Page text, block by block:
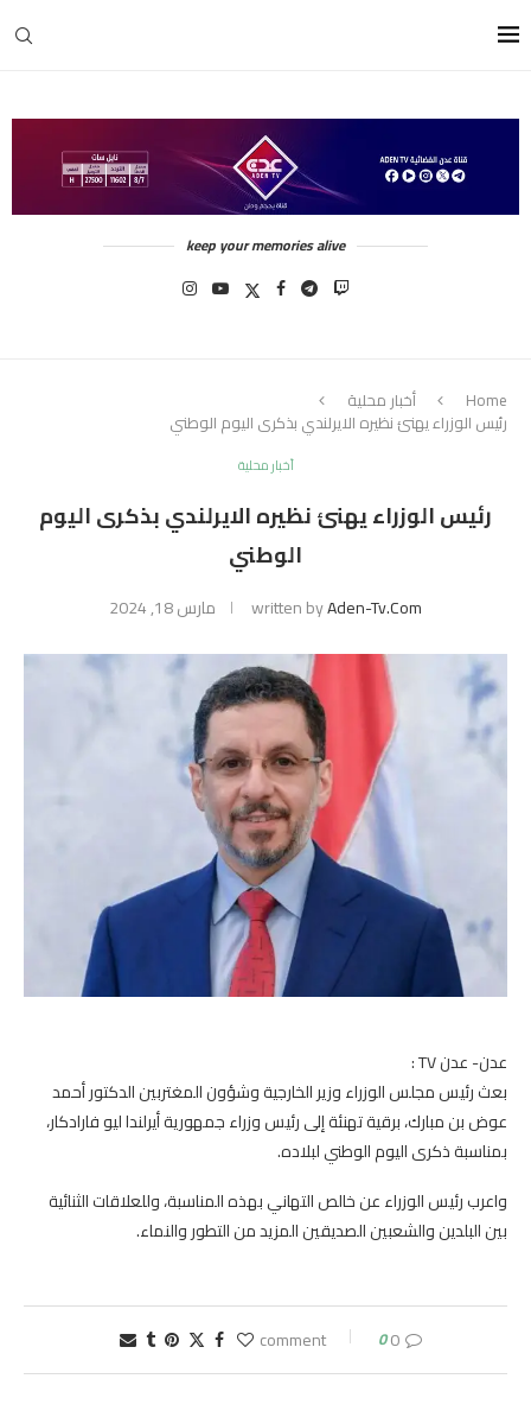
keep your memories alive
Home أخبار محلية
رئيس الوزراء يهنئ نظيره الايرلندي بذكرى اليوم الوطني
أخبار محلية
رئيس الوزراء يهنئ نظيره الايرلندي بذكرى اليوم
الوطني
written byAden-Tv.com مارس 18, 2024
عدن- عدن TV :
بعث رئيس مجلس الوزراء وزير الخارجية وشؤون المغتربين الدكتور أحمد
عوض بن مبارك، برقية تهنئة إلى رئيس وزراء جمهورية أيرلندا ليو فارادكار،
بمناسبة ذكرى اليوم الوطني لبلاده.
واعرب رئيس الوزراء عن خالص التهاني بهذه المناسبة، وللعلاقات الثنائية
بين البلدين والشعبين الصديقين المزيد من التطور والنماء.
0 comment
0